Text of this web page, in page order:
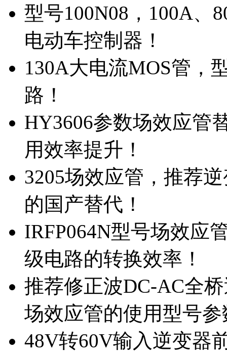
型号100N08，100A、
电动车控制器！
130A大电流MOS管，
路！
HY3606参数场效应管
用效率提升！
3205场效应管，推荐
的国产替代！
IRFP064N型号场效应
级电路的转换效率！
推荐修正波DC-AC全
场效应管的使用型号参
48V转60V输入逆变器